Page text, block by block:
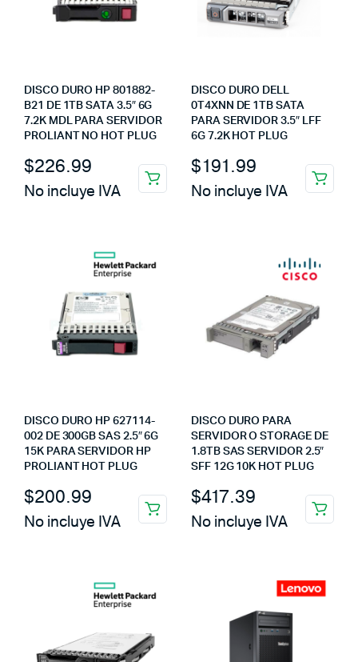
DISCO DURO HP 801882-
B21 DE 1TB SATA 3.5″ 6G
7.2K MDL PARA SERVIDOR
PROLIANT NO HOT PLUG
$226.99
No incluye IVA
DISCO DURO DELL
0T4XNN DE 1TB SATA
PARA SERVIDOR 3.5″ LFF
6G 7.2K HOT PLUG
$191.99
No incluye IVA
DISCO DURO HP 627114-
002 DE 300GB SAS 2.5″ 6G
15K PARA SERVIDOR HP
PROLIANT HOT PLUG
$200.99
No incluye IVA
DISCO DURO PARA
SERVIDOR O STORAGE DE
1.8TB SAS SERVIDOR 2.5″
SFF 12G 10K HOT PLUG
$417.39
No incluye IVA